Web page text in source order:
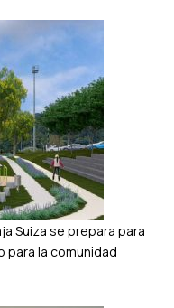
Suiza se prepara para
para la comunidad